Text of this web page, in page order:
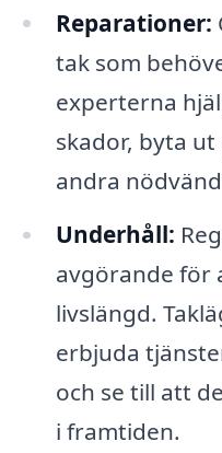
Reparationer:
tak som
experterna
skador, byta
andra
Underhåll:
avgörande för
livslängd.
erbjuda
och se till att
i framtiden.